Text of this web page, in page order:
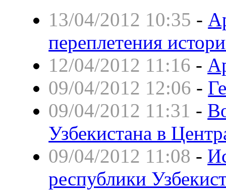
13/04/2012 10:35 -
переплетения
12/04/2012 11:16 -
09/04/2012 12:06 -
09/04/2012 11:31 -
Узбекистана в
09/04/2012 11:08 -
республики